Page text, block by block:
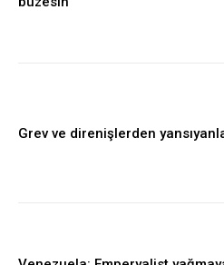
Grev ve direnişlerden